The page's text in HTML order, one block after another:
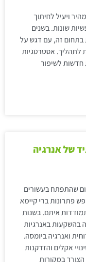
ויעיל לחיתוך
שונות. בשנים
בתחום זה, עם דגש על
לתהליך. אסטרטגיות
לשיפור
של אנרגיה
שהתפתח בעשורים
פתרונות ברי קיימא
איתם. בשנות
בהשקעות באנרגיות
ואנרגיה ביומסה.
אקלים והזדקנות
במקורות